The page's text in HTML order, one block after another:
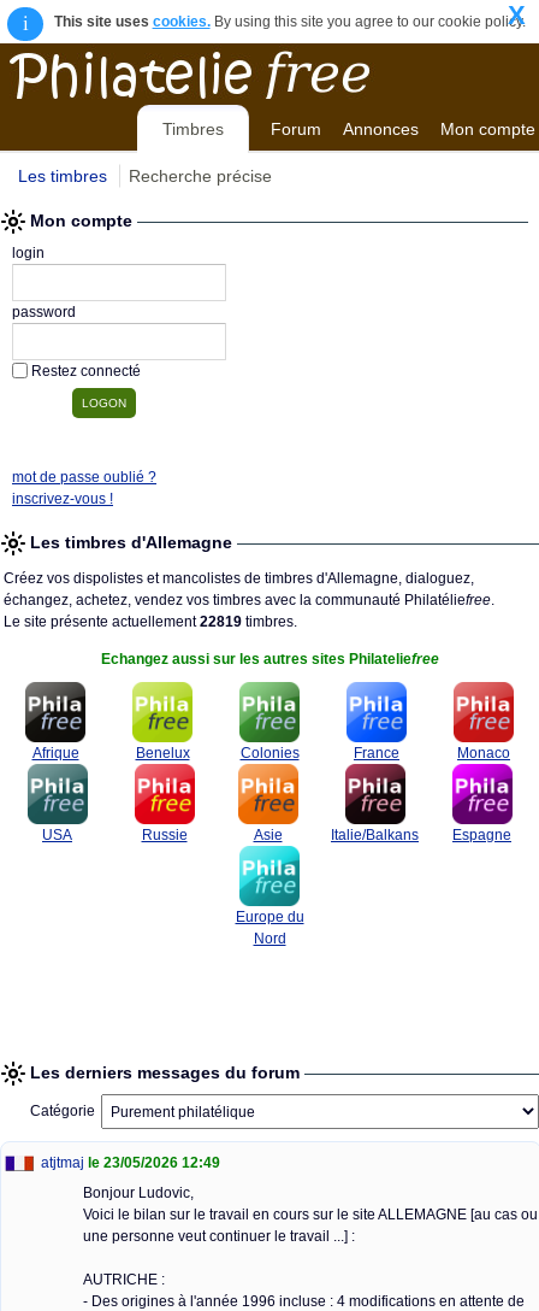
i This site uses cookies.By using this site you agree to our cookie policy.
X
Timbres Forum Annonces Mon compte
Les timbres Recherche précise
Mon compte
login
password
Restez connecté
mot de passe oublié ?
inscrivez-vous !
Les timbres d'Allemagne
Créez vos dispolistes et mancolistes de timbres d'Allemagne, dialoguez,
échangez, achetez, vendez vos timbres avec la communauté Philatéliefree.
Le site présente actuellement22819 timbres.
Echangez aussi sur les autres sites Philateliefree
Afrique Benelux Colonies France Monaco
USA Russie Asie Italie/Balkans Espagne
Europe du
Nord
Les derniers messages du forum
Catégorie
atjtmaj le 23/05/2026 12:49
Bonjour Ludovic,
Voici le bilan sur le travail en cours sur le site ALLEMAGNE [au cas ou
une personne veut continuer le travail ...] :
AUTRICHE :
- Des origines à l'année 1996 incluse : 4 modifications en attente de